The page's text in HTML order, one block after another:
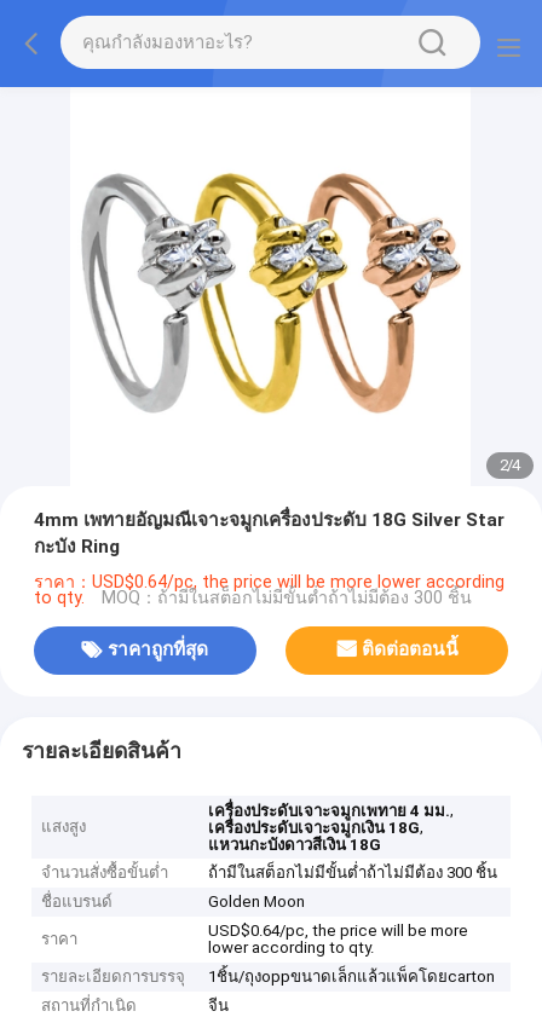
2/4
4mm เพทายอัญมณีเจาะจมูกเครื่องประดับ 18G Silver Star
กะบัง Ring
ราคา：USD$0.64/pc, the price will be more lower according
to qty. MOQ：ถ้ามีในสต็อกไม่มีขั้นต่ำถ้าไม่มีต้อง 300 ชิ้น
ราคาถูกที่สุด ติดต่อตอนนี้
รายละเอียดสินค้า
แสงสูง
เครื่องประดับเจาะจมูกเพทาย 4 มม.,
เครื่องประดับเจาะจมูกเงิน 18G,
แหวนกะบังดาวสีเงิน 18G
จำนวนสั่งซื้อขั้นต่ำ
ถ้ามีในสต็อกไม่มีขั้นต่ำถ้าไม่มีต้อง 300 ชิ้น
ชื่อแบรนด์
Golden Moon
ราคา
USD$0.64/pc, the price will be more
lower according to qty.
รายละเอียดการบรรจุ
1ชิ้น/ถุงoppขนาดเล็กแล้วแพ็คโดยcarton
สถานที่กำเนิด
จีน